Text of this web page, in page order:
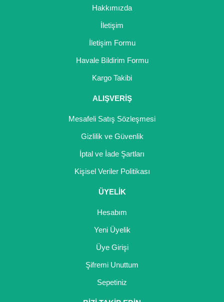
Hakkımızda
İletişim
İletişim Formu
Havale Bildirim Formu
Kargo Takibi
ALIŞVERİŞ
Mesafeli Satış Sözleşmesi
Gizlilik ve Güvenlik
İptal ve İade Şartları
Kişisel Veriler Politikası
ÜYELİK
Hesabım
Yeni Üyelik
Üye Girişi
Şifremi Unuttum
Sepetiniz